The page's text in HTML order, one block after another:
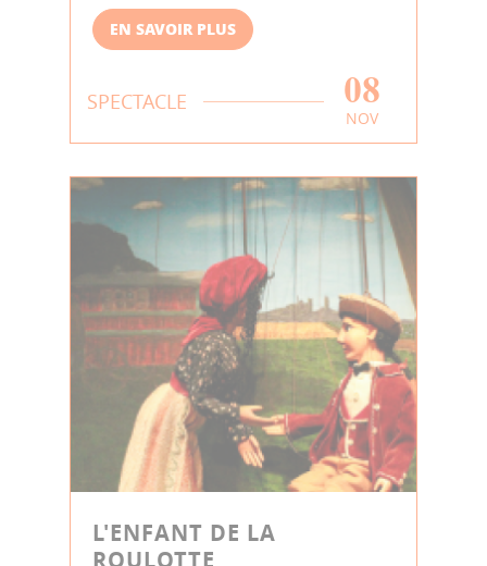
EN SAVOIR PLUS
SPECTACLE 08
NOV
L'ENFANT DE LA
ROULOTTE